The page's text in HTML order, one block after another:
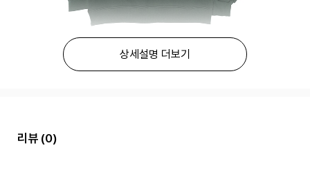
상세설명 더보기
리뷰 (0)